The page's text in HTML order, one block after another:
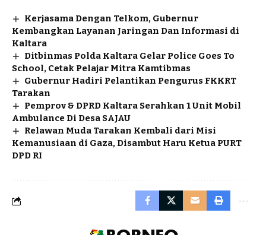
Kerjasama Dengan Telkom, Gubernur
Kembangkan Layanan Jaringan Dan Informasi di
Kaltara
Ditbinmas Polda Kaltara Gelar Police Goes To
School, Cetak Pelajar Mitra Kamtibmas
Gubernur Hadiri Pelantikan Pengurus FKKRT
Tarakan
Pemprov & DPRD Kaltara Serahkan 1 Unit Mobil
Ambulance Di Desa SAJAU
Relawan Muda Tarakan Kembali dari Misi
Kemanusiaan di Gaza, Disambut Haru Ketua PURT
DPD RI